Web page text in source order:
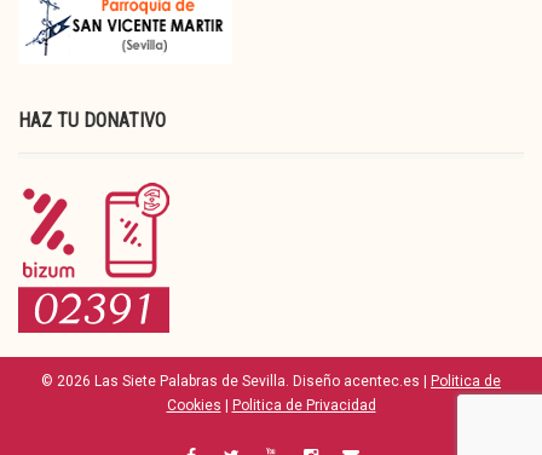
HAZ TU DONATIVO
© 2026 Las Siete Palabras de Sevilla. Diseño acentec.es | Politica de
Cookies | Politica de Privacidad